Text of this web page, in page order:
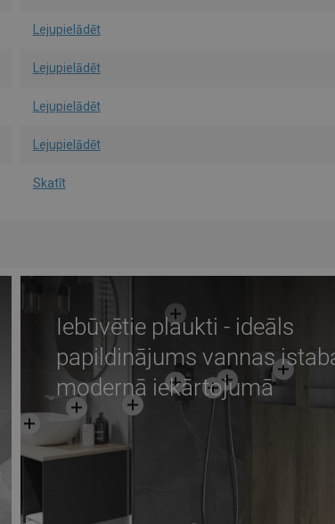
Lejupielādēt
Lejupielādēt
Lejupielādēt
Lejupielādēt
Skatīt
Iebūvētie plaukti - ideāls
papildinājums vannas
modernā iekārtojumā